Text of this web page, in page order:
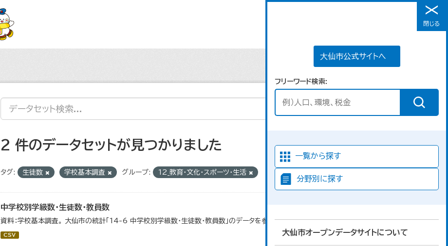
メニュー
大仙市公式サイトへ
フリーワード検索
一覧から探す
分野別に探す
大仙市オープンデータサイトについて
閉じる
2 件のデータセットが見つかりました
タグ: 生徒数 学校基本調査 グループ: 12_教育・文化・スポーツ・生活
中学校別学級数・生徒数・教員数
資料：学校基本調査。 大仙市の統計「14-6 中学校別学級数・生徒数・教員数」のデータを参照しています。
CSV